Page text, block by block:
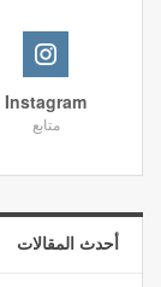
Instagram
متابع
أحدث المقالات